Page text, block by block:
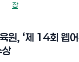
장
원, ‘제 14회 웹